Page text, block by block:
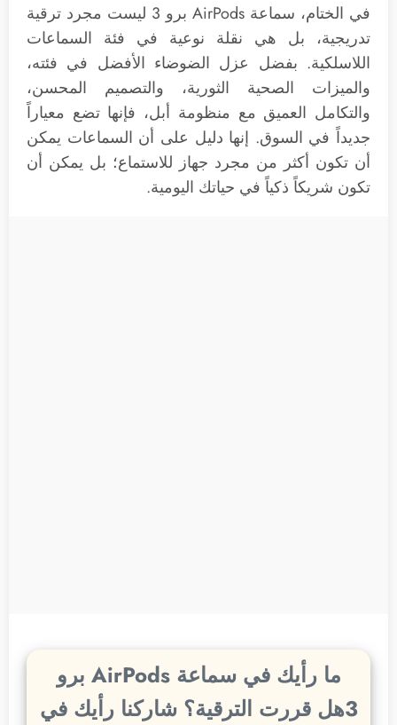
في الختام، سماعة AirPods برو 3 ليست مجرد ترقية
تدريجية، بل هي نقلة نوعية في فئة السماعات
اللاسلكية. بفضل عزل الضوضاء الأفضل في فئته،
والميزات الصحية الثورية، والتصميم المحسن،
والتكامل العميق مع منظومة أبل، فإنها تضع معياراً
جديداً في السوق. إنها دليل على أن السماعات يمكن
أن تكون أكثر من مجرد جهاز للاستماع؛ بل يمكن أن
تكون شريكاً ذكياً في حياتك اليومية.
ما رأيك في سماعة AirPods برو
3هل قررت الترقية؟ شاركنا رأيك في